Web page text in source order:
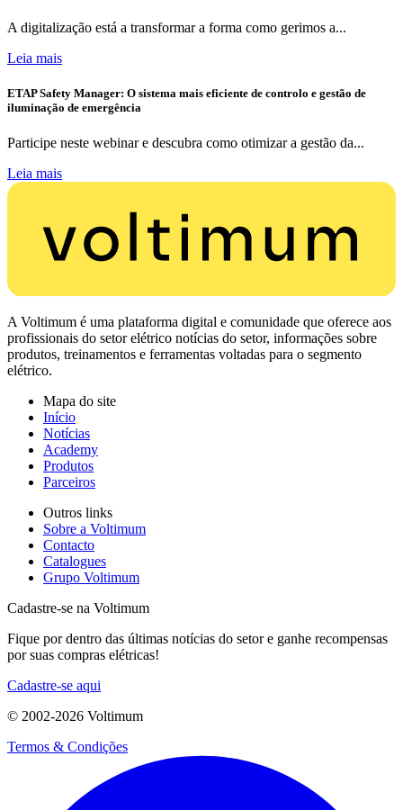
A digitalização está a transformar a forma como gerimos a...
Leia mais
ETAP Safety Manager: O sistema mais eficiente de controlo e gestão de
iluminação de emergência
Participe neste webinar e descubra como otimizar a gestão da...
Leia mais
A Voltimum é uma plataforma digital e comunidade que oferece aos
profissionais do setor elétrico notícias do setor, informações sobre
produtos, treinamentos e ferramentas voltadas para o segmento
elétrico.
Mapa do site
Início
Notícias
Academy
Produtos
Parceiros
Outros links
Sobre a Voltimum
Contacto
Catalogues
Grupo Voltimum
Cadastre-se na Voltimum
Fique por dentro das últimas notícias do setor e ganhe recompensas
por suas compras elétricas!
Cadastre-se aqui
© 2002-2026 Voltimum
Termos & Condições